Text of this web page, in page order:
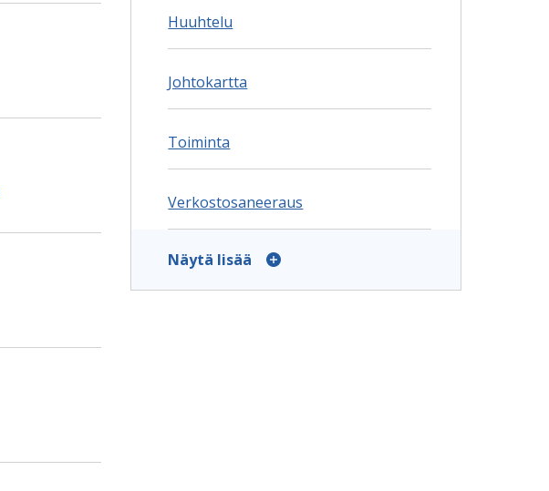
Huuhtelu
Johtokartta
Toiminta
Verkostosaneeraus
Näytä lisää